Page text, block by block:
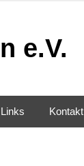
e.V.
Links Kontakt